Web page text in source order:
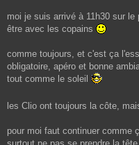
a
g
moi je suis arrivé à 11h30 sur
être avec les copains
comme toujours, et c'est ça
obligatoire, apéro et bonne
tout comme le soleil
les Clio ont toujours la côte,
pour moi faut continuer comme